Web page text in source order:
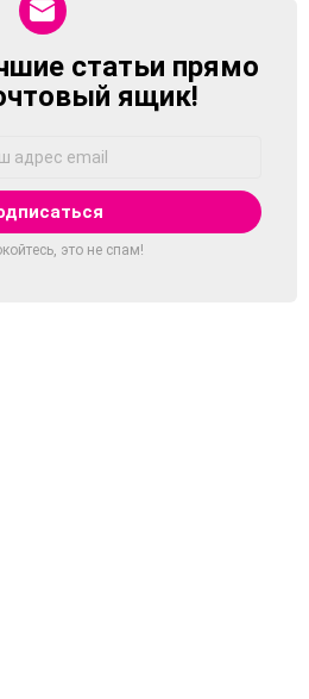
статьи прямо
ящик!
это не спам!